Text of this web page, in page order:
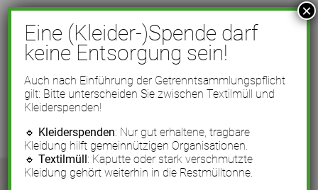
Eine (Kleider-)Spende darf
keine Entsorgung sein!
Auch nach Einführung der Getrenntsammlungspflicht
gilt: Bitte unterscheiden Sie zwischen Textilmüll und
Kleiderspenden!
🔹 Kleiderspenden: Nur gut erhaltene, tragbare
Kleidung hilft gemeinnützigen Organisationen.
🔹Textilmüll: Kaputte oder stark verschmutzte
Kleidung gehört weiterhin in die Restmülltonne.
×